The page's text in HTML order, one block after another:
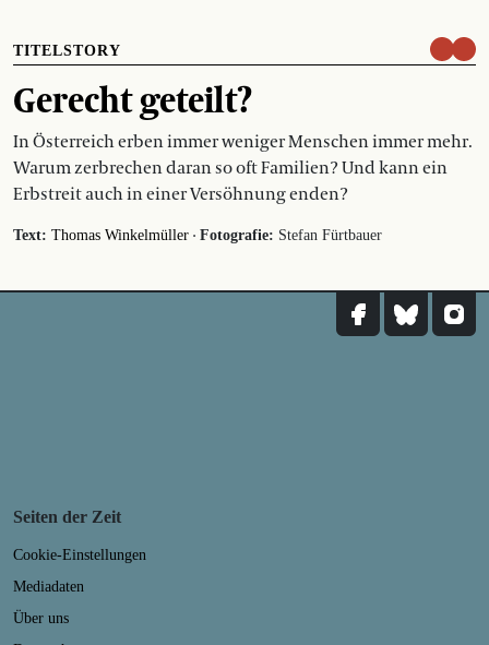
TITELSTORY
Gerecht geteilt?
In Österreich erben immer weniger Menschen immer mehr.
Warum zerbrechen daran so oft Familien? Und kann ein
Erbstreit auch in einer Versöhnung enden?
Text: Thomas Winkelmüller · Fotografie: Stefan Fürtbauer
Seiten der Zeit
Cookie-Einstellungen
Mediadaten
Über uns